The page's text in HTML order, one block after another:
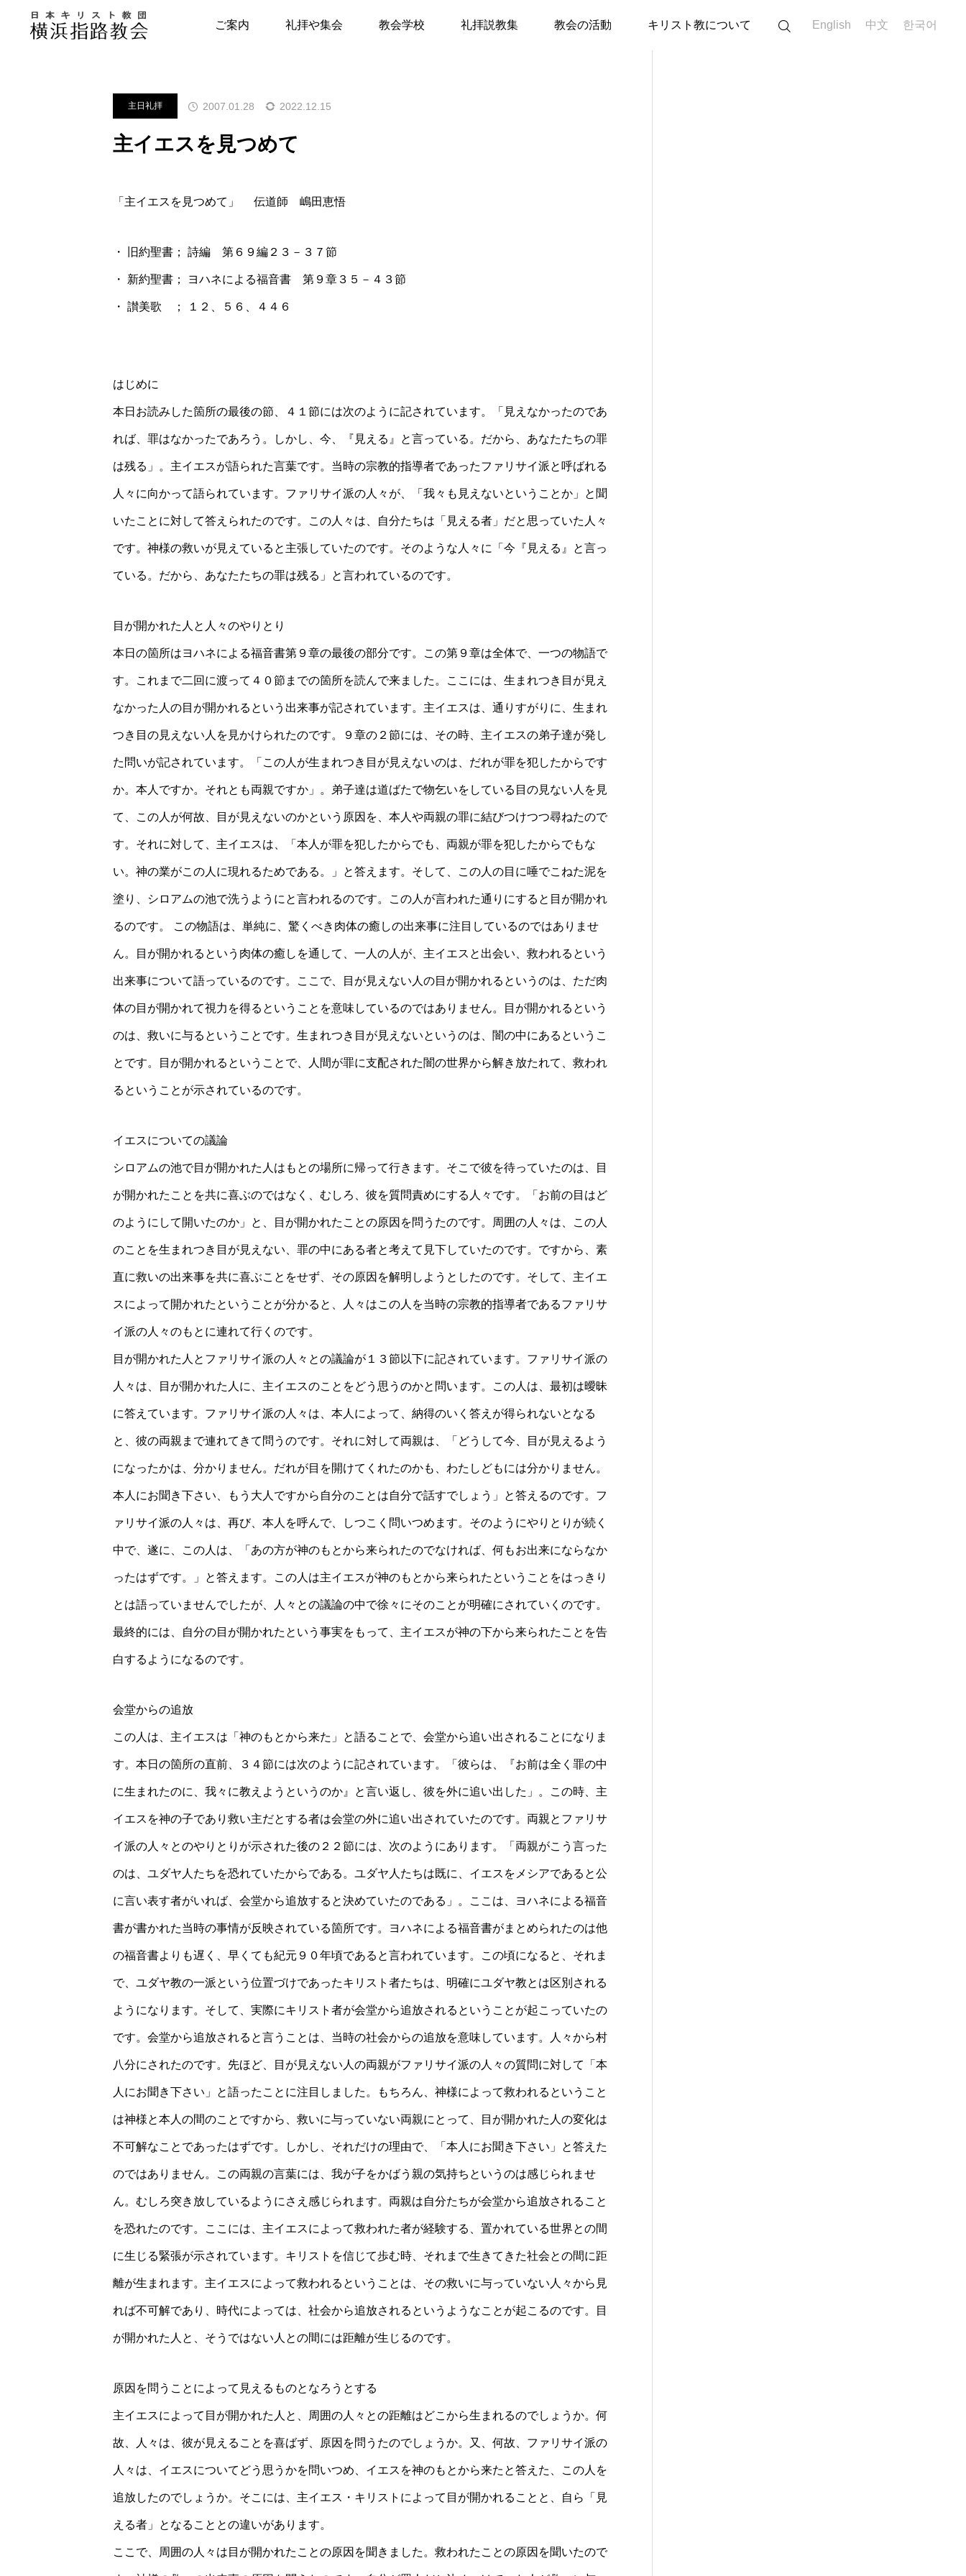
ご案内 礼拝や集会 教会学校 礼拝説教集 教会の活動 キリスト教について English 中文 한국어
牧師・副牧師より
キリスト教用語集
主日礼拝 主イエスを見つめて
主日礼拝 2007.01.28 2022.12.15
主イエスを見つめて
「主イエスを見つめて」 伝道師 嶋田恵悟
・ 旧約聖書； 詩編 第６９編２３－３７節
・ 新約聖書； ヨハネによる福音書 第９章３５－４３節
・ 讃美歌 ； １２、５６、４４６
はじめに
本日お読みした箇所の最後の節、４１節には次のように記されています。「見えなかったのであ
れば、罪はなかったであろう。しかし、今、『見える』と言っている。だから、あなたたちの罪
は残る」。主イエスが語られた言葉です。当時の宗教的指導者であったファリサイ派と呼ばれる
人々に向かって語られています。ファリサイ派の人々が、「我々も見えないということか」と聞
いたことに対して答えられたのです。この人々は、自分たちは「見える者」だと思っていた人々
です。神様の救いが見えていると主張していたのです。そのような人々に「今『見える』と言っ
ている。だから、あなたたちの罪は残る」と言われているのです。
目が開かれた人と人々のやりとり
本日の箇所はヨハネによる福音書第９章の最後の部分です。この第９章は全体で、一つの物語で
す。これまで二回に渡って４０節までの箇所を読んで来ました。ここには、生まれつき目が見え
なかった人の目が開かれるという出来事が記されています。主イエスは、通りすがりに、生まれ
つき目の見えない人を見かけられたのです。９章の２節には、その時、主イエスの弟子達が発し
た問いが記されています。「この人が生まれつき目が見えないのは、だれが罪を犯したからです
か。本人ですか。それとも両親ですか」。弟子達は道ばたで物乞いをしている目の見ない人を見
て、この人が何故、目が見えないのかという原因を、本人や両親の罪に結びつけつつ尋ねたので
す。それに対して、主イエスは、「本人が罪を犯したからでも、両親が罪を犯したからでもな
い。神の業がこの人に現れるためである。」と答えます。そして、この人の目に唾でこねた泥を
塗り、シロアムの池で洗うようにと言われるのです。この人が言われた通りにすると目が開かれ
るのです。 この物語は、単純に、驚くべき肉体の癒しの出来事に注目しているのではありませ
ん。目が開かれるという肉体の癒しを通して、一人の人が、主イエスと出会い、救われるという
出来事について語っているのです。ここで、目が見えない人の目が開かれるというのは、ただ肉
体の目が開かれて視力を得るということを意味しているのではありません。目が開かれるという
のは、救いに与るということです。生まれつき目が見えないというのは、闇の中にあるというこ
とです。目が開かれるということで、人間が罪に支配された闇の世界から解き放たれて、救われ
るということが示されているのです。
イエスについての議論
シロアムの池で目が開かれた人はもとの場所に帰って行きます。そこで彼を待っていたのは、目
が開かれたことを共に喜ぶのではなく、むしろ、彼を質問責めにする人々です。「お前の目はど
のようにして開いたのか」と、目が開かれたことの原因を問うたのです。周囲の人々は、この人
のことを生まれつき目が見えない、罪の中にある者と考えて見下していたのです。ですから、素
直に救いの出来事を共に喜ぶことをせず、その原因を解明しようとしたのです。そして、主イエ
スによって開かれたということが分かると、人々はこの人を当時の宗教的指導者であるファリサ
イ派の人々のもとに連れて行くのです。
目が開かれた人とファリサイ派の人々との議論が１３節以下に記されています。ファリサイ派の
人々は、目が開かれた人に、主イエスのことをどう思うのかと問います。この人は、最初は曖昧
に答えています。ファリサイ派の人々は、本人によって、納得のいく答えが得られないとなる
と、彼の両親まで連れてきて問うのです。それに対して両親は、「どうして今、目が見えるよう
になったかは、分かりません。だれが目を開けてくれたのかも、わたしどもには分かりません。
本人にお聞き下さい、もう大人ですから自分のことは自分で話すでしょう」と答えるのです。フ
ァリサイ派の人々は、再び、本人を呼んで、しつこく問いつめます。そのようにやりとりが続く
中で、遂に、この人は、「あの方が神のもとから来られたのでなければ、何もお出来にならなか
ったはずです。」と答えます。この人は主イエスが神のもとから来られたということをはっきり
とは語っていませんでしたが、人々との議論の中で徐々にそのことが明確にされていくのです。
最終的には、自分の目が開かれたという事実をもって、主イエスが神の下から来られたことを告
白するようになるのです。
会堂からの追放
この人は、主イエスは「神のもとから来た」と語ることで、会堂から追い出されることになりま
す。本日の箇所の直前、３４節には次のように記されています。「彼らは、『お前は全く罪の中
に生まれたのに、我々に教えようというのか』と言い返し、彼を外に追い出した」。この時、主
イエスを神の子であり救い主だとする者は会堂の外に追い出されていたのです。両親とファリサ
イ派の人々とのやりとりが示された後の２２節には、次のようにあります。「両親がこう言った
のは、ユダヤ人たちを恐れていたからである。ユダヤ人たちは既に、イエスをメシアであると公
に言い表す者がいれば、会堂から追放すると決めていたのである」。ここは、ヨハネによる福音
書が書かれた当時の事情が反映されている箇所です。ヨハネによる福音書がまとめられたのは他
の福音書よりも遅く、早くても紀元９０年頃であると言われています。この頃になると、それま
で、ユダヤ教の一派という位置づけであったキリスト者たちは、明確にユダヤ教とは区別される
ようになります。そして、実際にキリスト者が会堂から追放されるということが起こっていたの
です。会堂から追放されると言うことは、当時の社会からの追放を意味しています。人々から村
八分にされたのです。先ほど、目が見えない人の両親がファリサイ派の人々の質問に対して「本
人にお聞き下さい」と語ったことに注目しました。もちろん、神様によって救われるということ
は神様と本人の間のことですから、救いに与っていない両親にとって、目が開かれた人の変化は
不可解なことであったはずです。しかし、それだけの理由で、「本人にお聞き下さい」と答えた
のではありません。この両親の言葉には、我が子をかばう親の気持ちというのは感じられませ
ん。むしろ突き放しているようにさえ感じられます。両親は自分たちが会堂から追放されること
を恐れたのです。ここには、主イエスによって救われた者が経験する、置かれている世界との間
に生じる緊張が示されています。キリストを信じて歩む時、それまで生きてきた社会との間に距
離が生まれます。主イエスによって救われるということは、その救いに与っていない人々から見
れば不可解であり、時代によっては、社会から追放されるというようなことが起こるのです。目
が開かれた人と、そうではない人との間には距離が生じるのです。
原因を問うことによって見えるものとなろうとする
主イエスによって目が開かれた人と、周囲の人々との距離はどこから生まれるのでしょうか。何
故、人々は、彼が見えることを喜ばず、原因を問うたのでしょうか。又、何故、ファリサイ派の
人々は、イエスについてどう思うかを問いつめ、イエスを神のもとから来たと答えた、この人を
追放したのでしょうか。そこには、主イエス・キリストによって目が開かれることと、自ら「見
える者」となることとの違いがあります。
ここで、周囲の人々は目が開かれたことの原因を聞きました。救われたことの原因を聞いたので